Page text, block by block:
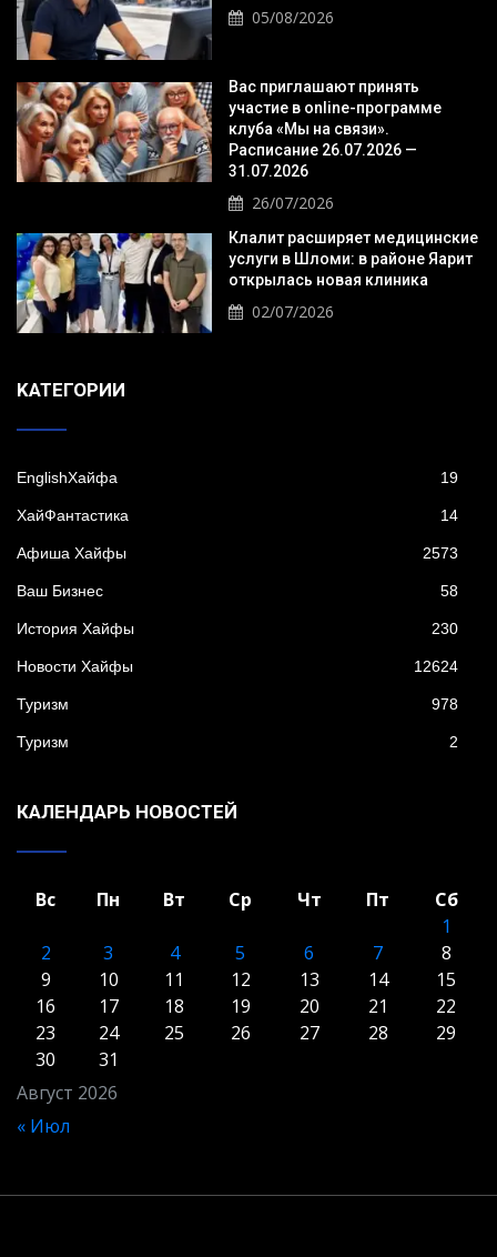
05/08/2026
Вас приглашают принять
участие в online-программе
клуба «Мы на связи».
Расписание 26.07.2026 —
31.07.2026
26/07/2026
Клалит расширяет медицинские
услуги в Шломи: в районе Яарит
открылась новая клиника
02/07/2026
KАТЕГОРИИ
EnglishХайфа 19
XайФантастика 14
Афиша Хайфы 2573
Ваш Бизнес 58
История Хайфы 230
Новости Хайфы 12624
Туризм 978
Туризм 2
КАЛЕНДАРЬ НОВОСТЕЙ
Август 2026
Вс Пн Вт Ср Чт Пт
Сб
1
2
3 4 5 6 7
8
9
10 11 12 13 14
15
16
17 18 19 20 21
22
23
24 25 26 27 28
29
30
31
« Июл